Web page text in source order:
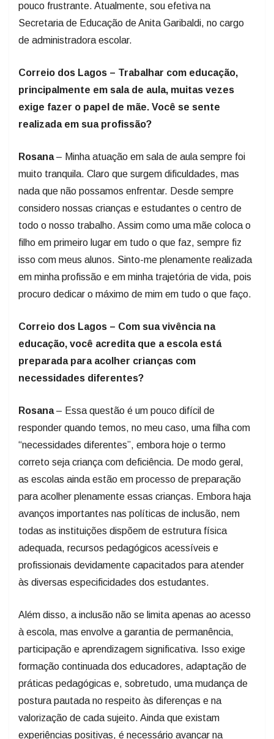
pouco frustrante. Atualmente, sou efetiva na
Secretaria de Educação de Anita Garibaldi, no cargo
de administradora escolar.
Correio dos Lagos – Trabalhar com educação,
principalmente em sala de aula, muitas vezes
exige fazer o papel de mãe. Você se sente
realizada em sua profissão?
Rosana– Minha atuação em sala de aula sempre foi
muito tranquila. Claro que surgem dificuldades, mas
nada que não possamos enfrentar. Desde sempre
considero nossas crianças e estudantes o centro de
todo o nosso trabalho. Assim como uma mãe coloca o
filho em primeiro lugar em tudo o que faz, sempre fiz
isso com meus alunos. Sinto-me plenamente realizada
em minha profissão e em minha trajetória de vida, pois
procuro dedicar o máximo de mim em tudo o que faço.
Correio dos Lagos – Com sua vivência na
educação, você acredita que a escola está
preparada para acolher crianças com
necessidades diferentes?
Rosana– Essa questão é um pouco difícil de
responder quando temos, no meu caso, uma filha com
“necessidades diferentes”, embora hoje o termo
correto seja criança com deficiência. De modo geral,
as escolas ainda estão em processo de preparação
para acolher plenamente essas crianças. Embora haja
avanços importantes nas políticas de inclusão, nem
todas as instituições dispõem de estrutura física
adequada, recursos pedagógicos acessíveis e
profissionais devidamente capacitados para atender
às diversas especificidades dos estudantes.
Além disso, a inclusão não se limita apenas ao acesso
à escola, mas envolve a garantia de permanência,
participação e aprendizagem significativa. Isso exige
formação continuada dos educadores, adaptação de
práticas pedagógicas e, sobretudo, uma mudança de
postura pautada no respeito às diferenças e na
valorização de cada sujeito. Ainda que existam
experiências positivas, é necessário avançar na